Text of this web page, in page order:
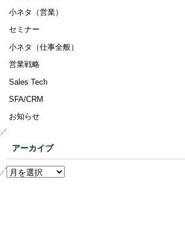
小ネタ（営業）
セミナー
小ネタ（仕事全般）
営業戦略
Sales Tech
SFA/CRM
お知らせ
アーカイブ